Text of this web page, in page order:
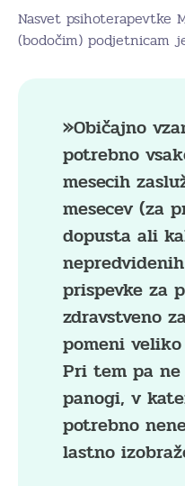
Nasvet psihoterapevtke
(bodočim) podjetnicam
»Običajno
potrebno
mesecih
mesecev (za
dopusta ali
prispevke za
zdravstveno
pomeni
Pri tem pa
panogi, v
potrebno
lastno